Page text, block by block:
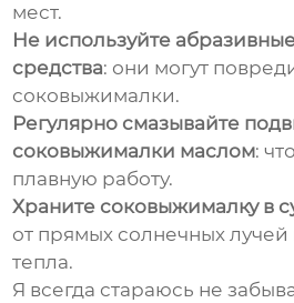
мест.
Не используйте
средства: они могут
соковыжималки.
Регулярно смазывайте
соковыжималки маслом:
плавную работу.
Храните соковыжималку в
от прямых солнечных
тепла.
Я всегда стараюсь не